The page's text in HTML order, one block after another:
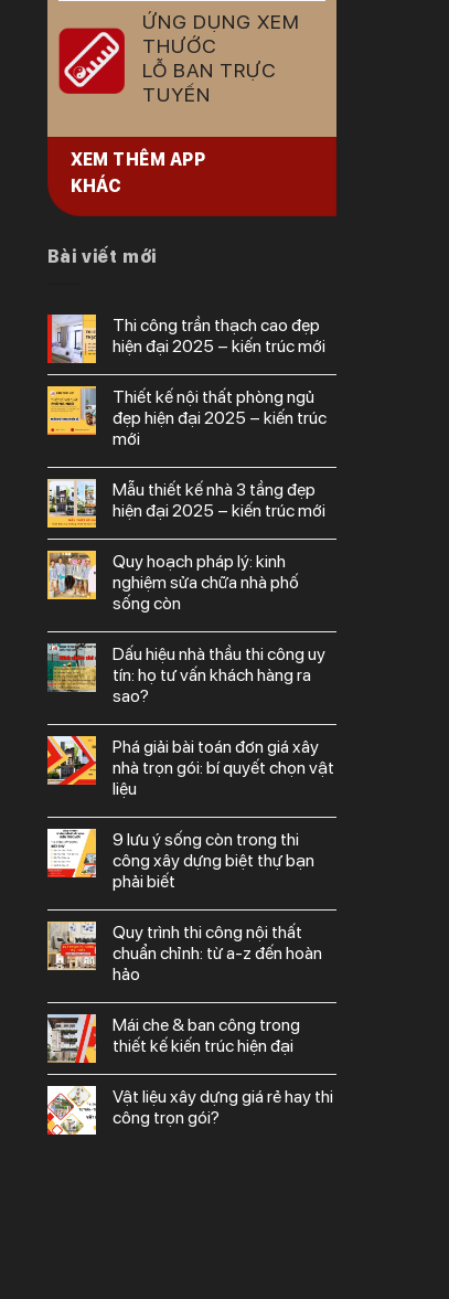
ỨNG DỤNG XEM
THƯỚC
LỖ BAN TRỰC
TUYẾN
XEM THÊM APP
KHÁC
Bài viết mới
thi công trần thạch cao đẹp
hiện đại 2025 – kiến trúc mới
thiết kế nội thất phòng ngủ
đẹp hiện đại 2025 – kiến trúc
mới
mẫu thiết kế nhà 3 tầng đẹp
hiện đại 2025 – kiến trúc mới
quy hoạch pháp lý: kinh
nghiệm sửa chữa nhà phố
sống còn
dấu hiệu nhà thầu thi công uy
tín: họ tư vấn khách hàng ra
sao?
phá giải bài toán đơn giá xây
nhà trọn gói: bí quyết chọn vật
liệu
9 lưu ý sống còn trong thi
công xây dựng biệt thự bạn
phải biết
quy trình thi công nội thất
chuẩn chỉnh: từ a-z đến hoàn
hảo
mái che & ban công trong
thiết kế kiến trúc hiện đại
vật liệu xây dựng giá rẻ hay thi
công trọn gói?